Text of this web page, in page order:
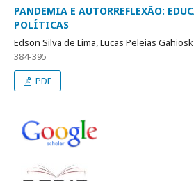
PANDEMIA E AUTORREFLEXÃO:
POLÍTICAS
Edson Silva de Lima, Lucas Peleias Gahiosk
384-395
PDF